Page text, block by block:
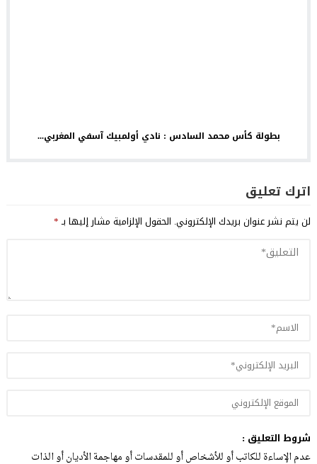
بطولة كأس محمد السادس : نادي أولمبيك آسفي المغربي...
اترك تعليق
لن يتم نشر عنوان بريدك الإلكتروني. الحقول الإلزامية مشار إليها بـ*
شروط التعليق :
عدم الإساءة للكاتب أو للأشخاص أو للمقدسات أو مهاجمة الأديان أو الذات